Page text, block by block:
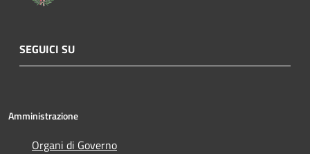
SEGUICI SU
Amministrazione
Organi di Governo